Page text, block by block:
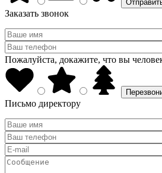
Заказать звонок
Пожалуйста, докажите, что вы
Письмо директору